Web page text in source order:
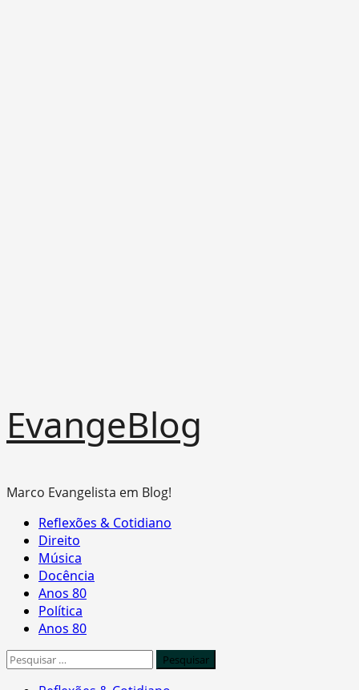
to
content
EvangeBlog
Marco Evangelista em Blog!
Primary
Menu
Reflexões & Cotidiano
Direito
Música
Docência
Anos 80
Política
Anos 80
Pesquisar